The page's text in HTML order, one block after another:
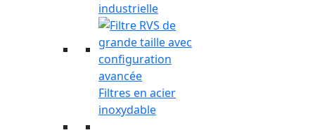
industrielle
Filtres en acier
inoxydable